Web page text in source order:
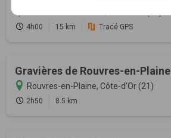
4h00 15 km Tracé GPS
Gravières de Rouvres-en-Plaine
Rouvres-en-Plaine, Côte-d'Or (21)
2h50 8.5 km